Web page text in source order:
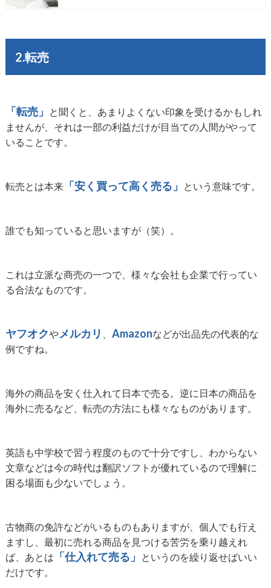
2.転売
「転売」
と聞くと、あまりよくない印象を受けるかもしれ
ませんが、それは一部の利益だけが目当ての人間がやって
いることです。
転売とは本来「安く買って高く売る」 という意味です。
誰でも知っていると思いますが（笑）。
これは立派な商売の一つで、様々な会社も企業で行ってい
る合法なものです。
ヤフオクやメルカリ Amazonなどが出品先の代表的な
例ですね。
海外の商品を安く仕入れて日本で売る。逆に日本の商品を
海外に売るなど、転売の方法にも様々なものがあります。
英語も中学校で習う程度のもので十分ですし、わからない
文章などは今の時代は翻訳ソフトが優れているので理解に
困る場面も少ないでしょう。
古物商の免許などがいるものもありますが、個人でも行え
ますし、最初に売れる商品を見つける苦労を乗り越えれ
ば、あとは 「仕入れて売る」
というのを繰り返せばいい
だけです。